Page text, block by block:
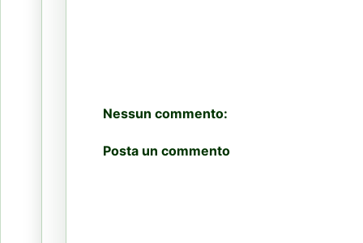
Nessun commento:
Posta un commento